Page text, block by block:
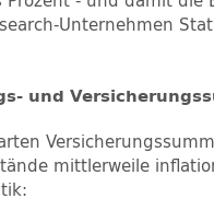
Unternehmen
und
mittlerweile